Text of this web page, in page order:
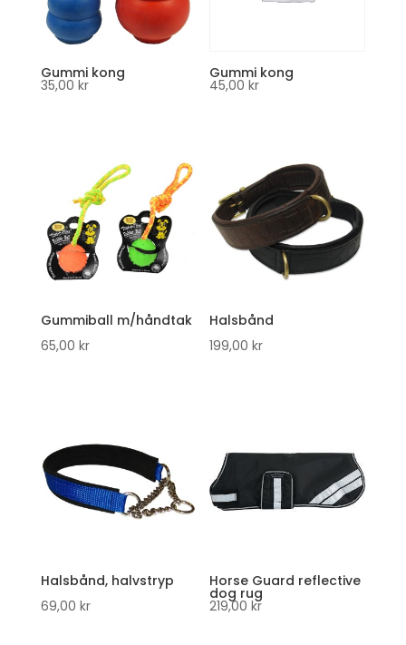
Gummi kong
35,00 kr
Gummi kong
45,00kr
Gummiball m/håndtak
65,00 kr
Halsbånd
199,00kr
Halsbånd, halvstryp
69,00 kr
Horse Guard reflective
dog rug
219,00kr